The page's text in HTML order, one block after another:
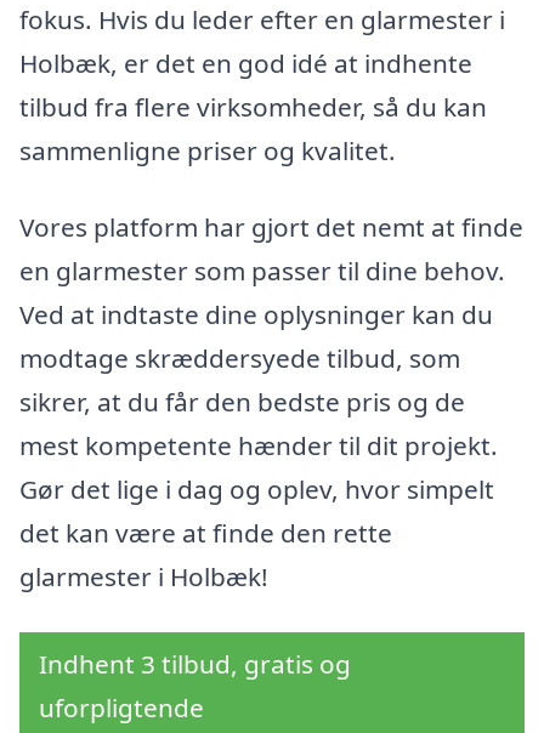
fokus. Hvis du leder efter en glarmester i
Holbæk, er det en god idé at indhente
tilbud fra flere virksomheder, så du kan
sammenligne priser og kvalitet.
Vores platform har gjort det nemt at finde
en glarmester som passer til dine behov.
Ved at indtaste dine oplysninger kan du
modtage skræddersyede tilbud, som
sikrer, at du får den bedste pris og de
mest kompetente hænder til dit projekt.
Gør det lige i dag og oplev, hvor simpelt
det kan være at finde den rette
glarmester i Holbæk!
Indhent 3 tilbud, gratis og
uforpligtende